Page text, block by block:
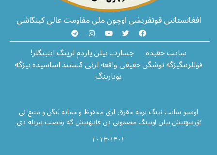
افغانستاننی قوتقریشی اوچون ملی مقاومت عالی کینگاشی
سایت حقیده
جسارت بیلن یاردم لرینگ اېتینگلر!
قوللرینگیزگه توشگن حقیقی واقعه لرنی مُستند اساسیده بیزگه
یوبارینگ
اوشبو سایت نینگ برچه حقوق لری محفوظ و حمایه لنگن و منبع نی
کۉرسهتیش بیلن اونینگ مضمونی دن فایلهنیش گه رخصت بیریله دی.
۲۰۲۳-۱۴۰۲